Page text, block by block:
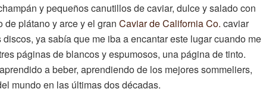
y pequeños canutillos de caviar, dulce y salado con
plátano y arce y el gran Caviar de California Co. caviar
ya sabía que me iba a encantar este lugar cuando me
páginas de blancos y espumosos, una página de tinto.
a beber, aprendiendo de los mejores sommeliers,
mundo en las últimas dos décadas.